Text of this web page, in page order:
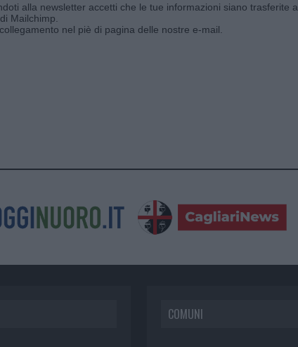
alla newsletter accetti che le tue informazioni siano trasferite a
Mailchimp
nel piè di pagina delle nostre e-mail.
COMUNI